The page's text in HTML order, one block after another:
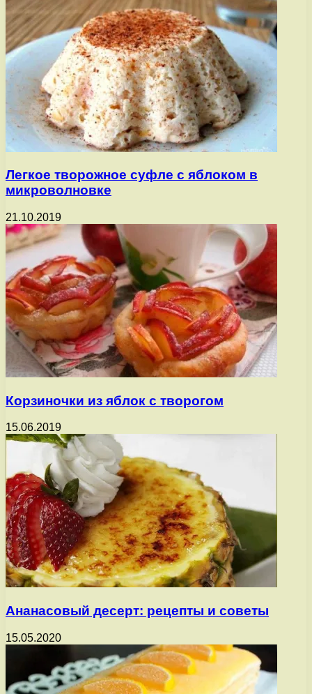
Легкое творожное суфле с яблоком в
микроволновке
21.10.2019
Корзиночки из яблок с творогом
15.06.2019
Ананасовый десерт: рецепты и советы
15.05.2020